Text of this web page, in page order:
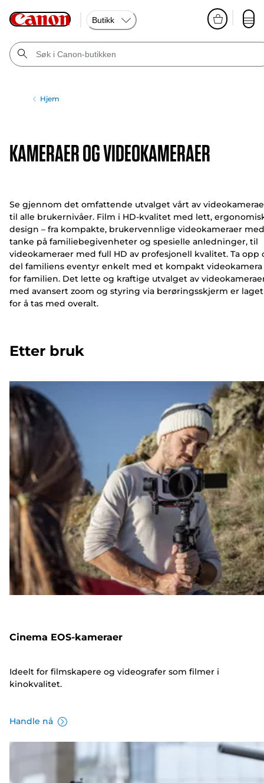
Butikk
Hjem
KAMERAER OG VIDEOKAMERAER
Se gjennom det omfattende utvalget vårt av
til alle brukernivåer. Film i HD-kvalitet med lett,
design – fra kompakte, brukervennlige videokameraer med
tanke på familiebegivenheter og spesielle anledninger, til
videokameraer med full HD av profesjonell kvalitet. Ta opp
del familiens eventyr enkelt med et kompakt videokamera
for familien. Det lette og kraftige utvalget av
med avansert zoom og styring via berøringsskjerm er laget
for å tas med overalt.
Etter bruk
Cinema EOS-kameraer
Ideelt for filmskapere og videografer som filmer i
kinokvalitet.
Handle nå